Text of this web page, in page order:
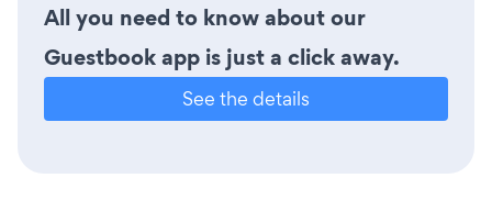
All you need to know about our
Guestbook app is just a click away.
See the details